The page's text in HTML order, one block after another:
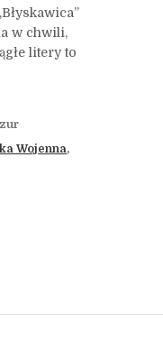
w chwili,
litery to
Wojenna,